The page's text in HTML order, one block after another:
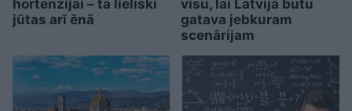
hortenzijai – tā lieliski
jūtas arī ēnā
visu, lai Latvija būtu
gatava jebkuram
scenārijam